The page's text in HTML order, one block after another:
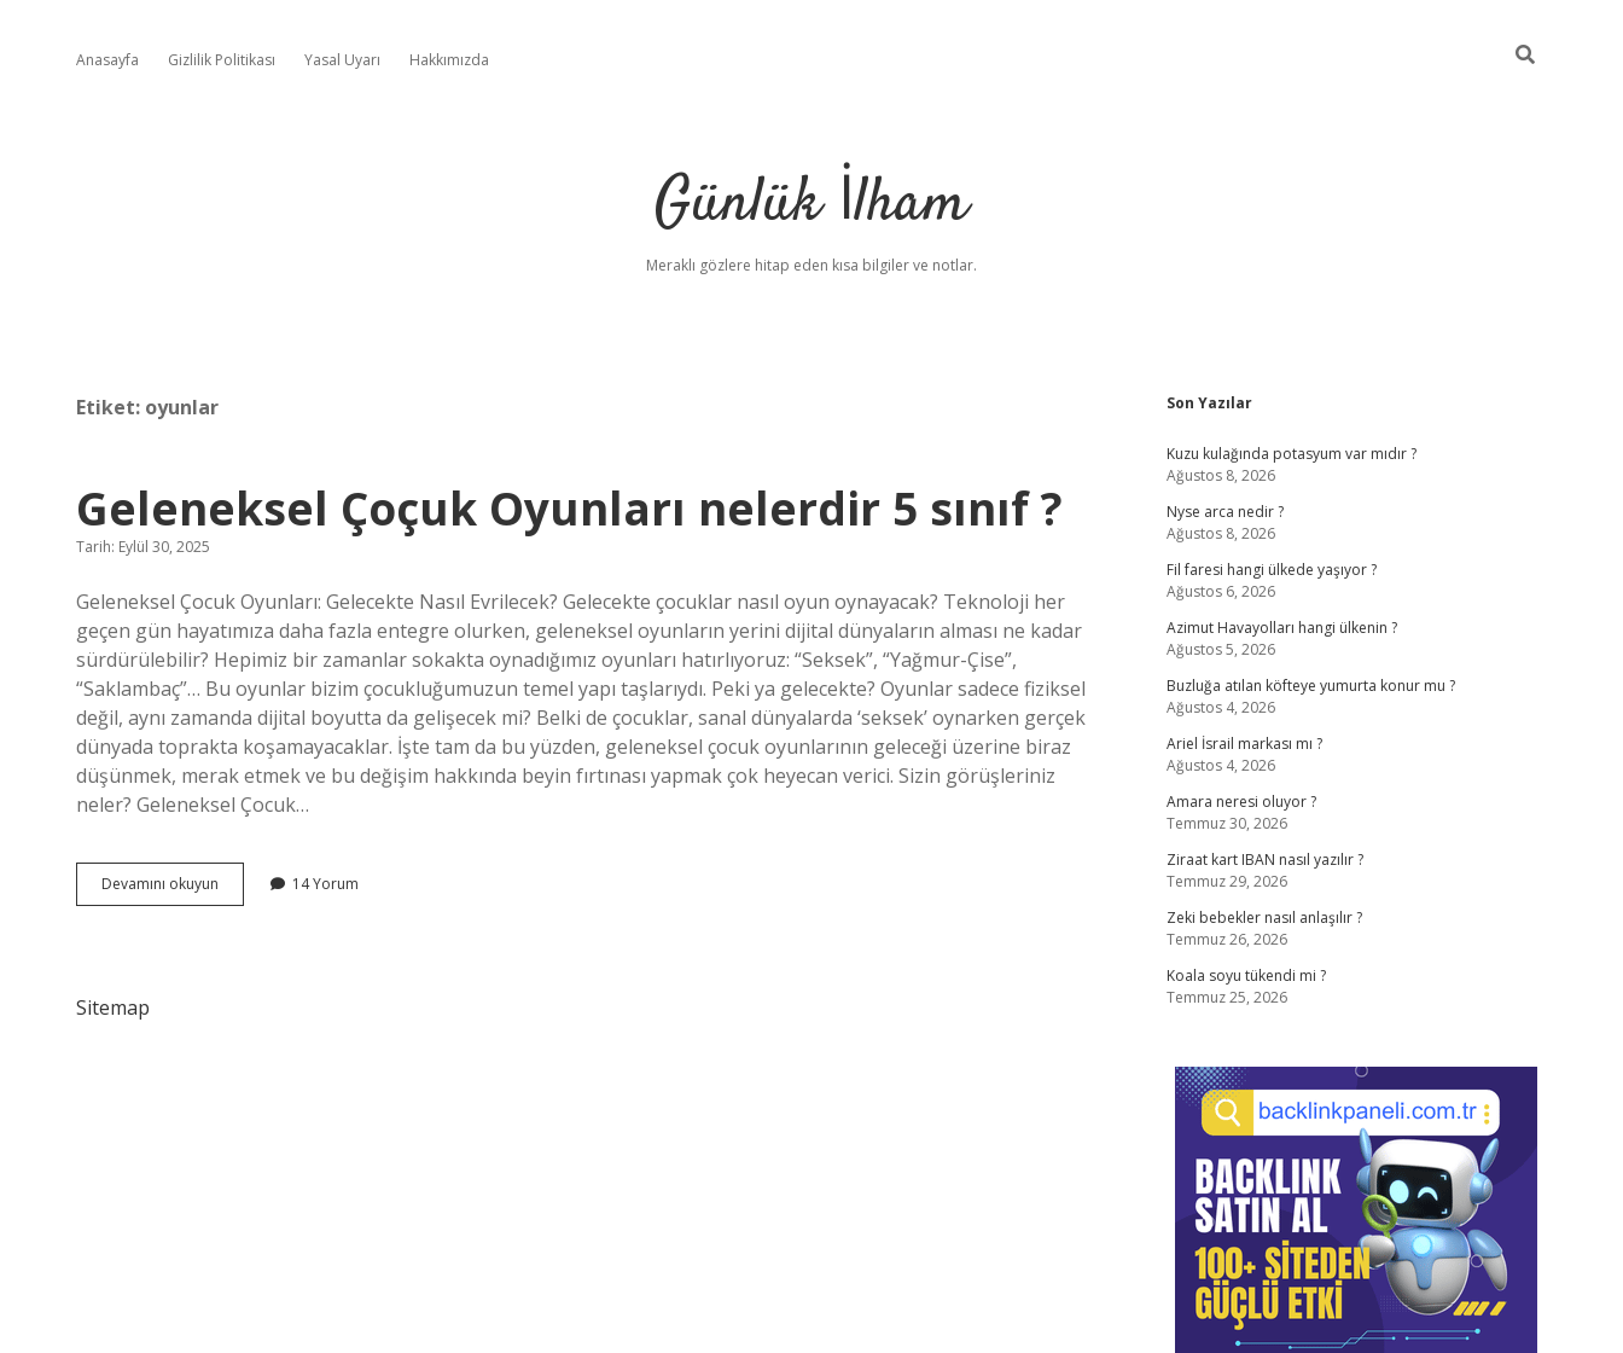
Anasayfa Gizlilik Politikası Yasal Uyarı Hakkımızda
Günlük İlham
Meraklı gözlere hitap eden kısa bilgiler ve notlar.
Etiket: oyunlar
Geleneksel Çoçuk Oyunları nelerdir 5 sınıf ?
Tarih: Eylül 30, 2025
Geleneksel Çocuk Oyunları: Gelecekte Nasıl Evrilecek? Gelecekte çocuklar nasıl oyun oynayacak? Teknoloji her
geçen gün hayatımıza daha fazla entegre olurken, geleneksel oyunların yerini dijital dünyaların alması ne kadar
sürdürülebilir? Hepimiz bir zamanlar sokakta oynadığımız oyunları hatırlıyoruz: “Seksek”, “Yağmur-Çise”,
“Saklambaç”… Bu oyunlar bizim çocukluğumuzun temel yapı taşlarıydı. Peki ya gelecekte? Oyunlar sadece fiziksel
değil, aynı zamanda dijital boyutta da gelişecek mi? Belki de çocuklar, sanal dünyalarda ‘seksek’ oynarken gerçek
dünyada toprakta koşamayacaklar. İşte tam da bu yüzden, geleneksel çocuk oyunlarının geleceği üzerine biraz
düşünmek, merak etmek ve bu değişim hakkında beyin fırtınası yapmak çok heyecan verici. Sizin görüşleriniz
neler? Geleneksel Çocuk…
Devamını okuyun Geleneksel
Çoçuk
14 Yorum
Sitemap
Sidebar
Son Yazılar
Kuzu kulağında potasyum var mıdır ?
Ağustos 8, 2026
Nyse arca nedir ?
Ağustos 8, 2026
Fil faresi hangi ülkede yaşıyor ?
Ağustos 6, 2026
Azimut Havayolları hangi ülkenin ?
Ağustos 5, 2026
Buzluğa atılan köfteye yumurta konur mu ?
Ağustos 4, 2026
Ariel İsrail markası mı ?
Ağustos 4, 2026
Amara neresi oluyor ?
Temmuz 30, 2026
Ziraat kart IBAN nasıl yazılır ?
Temmuz 29, 2026
Zeki bebekler nasıl anlaşılır ?
Temmuz 26, 2026
Koala soyu tükendi mi ?
Temmuz 25, 2026